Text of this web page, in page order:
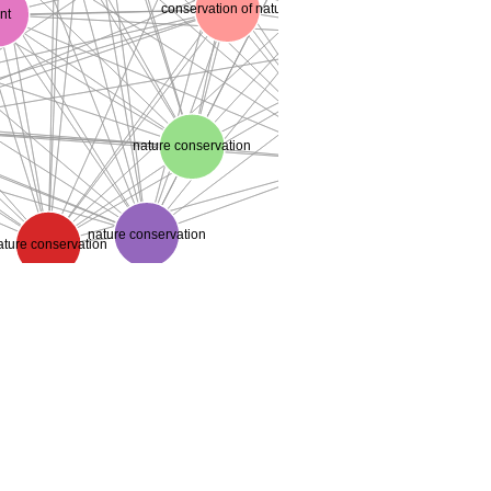
nature conservation
conservation
conservation of nature
nature conservation